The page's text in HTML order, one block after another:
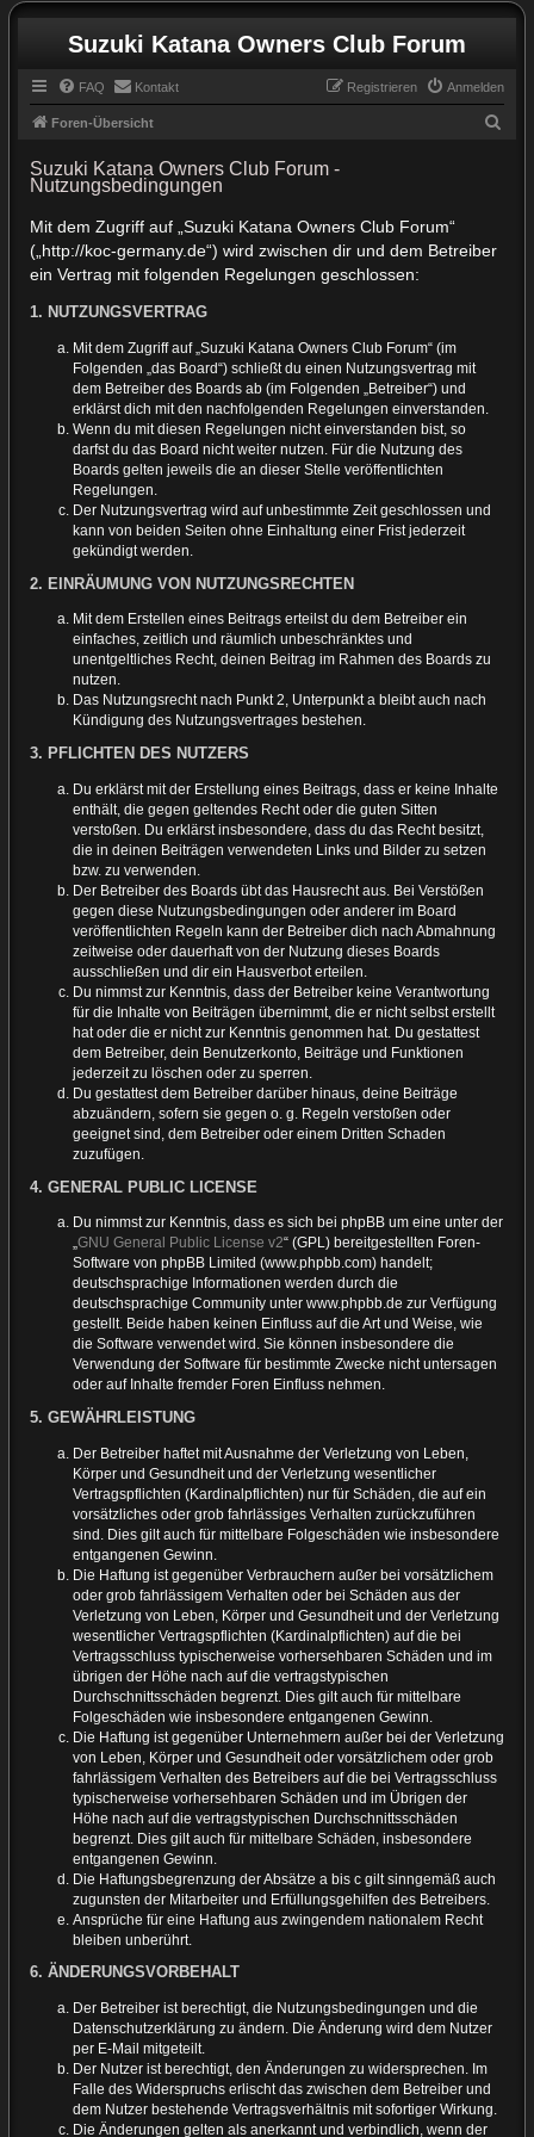
Suzuki Katana Owners Club Forum
FAQ Kontakt Anmelden
Registrieren
Foren-Übersicht
Suzuki Katana Owners Club Forum -
Nutzungsbedingungen
Mit dem Zugriff auf „Suzuki Katana Owners Club Forum“
(„http://koc-germany.de“) wird zwischen dir und dem Betreiber
ein Vertrag mit folgenden Regelungen geschlossen:
1. NUTZUNGSVERTRAG
Mit dem Zugriff auf „Suzuki Katana Owners Club Forum“ (im
Folgenden „das Board“) schließt du einen Nutzungsvertrag mit
dem Betreiber des Boards ab (im Folgenden „Betreiber“) und
erklärst dich mit den nachfolgenden Regelungen einverstanden.
Wenn du mit diesen Regelungen nicht einverstanden bist, so
darfst du das Board nicht weiter nutzen. Für die Nutzung des
Boards gelten jeweils die an dieser Stelle veröffentlichten
Regelungen.
Der Nutzungsvertrag wird auf unbestimmte Zeit geschlossen und
kann von beiden Seiten ohne Einhaltung einer Frist jederzeit
gekündigt werden.
2. EINRÄUMUNG VON NUTZUNGSRECHTEN
Mit dem Erstellen eines Beitrags erteilst du dem Betreiber ein
einfaches, zeitlich und räumlich unbeschränktes und
unentgeltliches Recht, deinen Beitrag im Rahmen des Boards zu
nutzen.
Das Nutzungsrecht nach Punkt 2, Unterpunkt a bleibt auch nach
Kündigung des Nutzungsvertrages bestehen.
3. PFLICHTEN DES NUTZERS
Du erklärst mit der Erstellung eines Beitrags, dass er keine Inhalte
enthält, die gegen geltendes Recht oder die guten Sitten
verstoßen. Du erklärst insbesondere, dass du das Recht besitzt,
die in deinen Beiträgen verwendeten Links und Bilder zu setzen
bzw. zu verwenden.
Der Betreiber des Boards übt das Hausrecht aus. Bei Verstößen
gegen diese Nutzungsbedingungen oder anderer im Board
veröffentlichten Regeln kann der Betreiber dich nach Abmahnung
zeitweise oder dauerhaft von der Nutzung dieses Boards
ausschließen und dir ein Hausverbot erteilen.
Du nimmst zur Kenntnis, dass der Betreiber keine Verantwortung
für die Inhalte von Beiträgen übernimmt, die er nicht selbst erstellt
hat oder die er nicht zur Kenntnis genommen hat. Du gestattest
dem Betreiber, dein Benutzerkonto, Beiträge und Funktionen
jederzeit zu löschen oder zu sperren.
Du gestattest dem Betreiber darüber hinaus, deine Beiträge
abzuändern, sofern sie gegen o. g. Regeln verstoßen oder
geeignet sind, dem Betreiber oder einem Dritten Schaden
zuzufügen.
4. GENERAL PUBLIC LICENSE
Du nimmst zur Kenntnis, dass es sich bei phpBB um eine unter der
„GNU General Public License v2“ (GPL) bereitgestellten Foren-
Software von phpBB Limited (www.phpbb.com) handelt;
deutschsprachige Informationen werden durch die
deutschsprachige Community unter www.phpbb.de zur Verfügung
gestellt. Beide haben keinen Einfluss auf die Art und Weise, wie
die Software verwendet wird. Sie können insbesondere die
Verwendung der Software für bestimmte Zwecke nicht untersagen
oder auf Inhalte fremder Foren Einfluss nehmen.
5. GEWÄHRLEISTUNG
Der Betreiber haftet mit Ausnahme der Verletzung von Leben,
Körper und Gesundheit und der Verletzung wesentlicher
Vertragspflichten (Kardinalpflichten) nur für Schäden, die auf ein
vorsätzliches oder grob fahrlässiges Verhalten zurückzuführen
sind. Dies gilt auch für mittelbare Folgeschäden wie insbesondere
entgangenen Gewinn.
Die Haftung ist gegenüber Verbrauchern außer bei vorsätzlichem
oder grob fahrlässigem Verhalten oder bei Schäden aus der
Verletzung von Leben, Körper und Gesundheit und der Verletzung
wesentlicher Vertragspflichten (Kardinalpflichten) auf die bei
Vertragsschluss typischerweise vorhersehbaren Schäden und im
übrigen der Höhe nach auf die vertragstypischen
Durchschnittsschäden begrenzt. Dies gilt auch für mittelbare
Folgeschäden wie insbesondere entgangenen Gewinn.
Die Haftung ist gegenüber Unternehmern außer bei der Verletzung
von Leben, Körper und Gesundheit oder vorsätzlichem oder grob
fahrlässigem Verhalten des Betreibers auf die bei Vertragsschluss
typischerweise vorhersehbaren Schäden und im Übrigen der
Höhe nach auf die vertragstypischen Durchschnittsschäden
begrenzt. Dies gilt auch für mittelbare Schäden, insbesondere
entgangenen Gewinn.
Die Haftungsbegrenzung der Absätze a bis c gilt sinngemäß auch
zugunsten der Mitarbeiter und Erfüllungsgehilfen des Betreibers.
Ansprüche für eine Haftung aus zwingendem nationalem Recht
bleiben unberührt.
6. ÄNDERUNGSVORBEHALT
Der Betreiber ist berechtigt, die Nutzungsbedingungen und die
Datenschutzerklärung zu ändern. Die Änderung wird dem Nutzer
per E-Mail mitgeteilt.
Der Nutzer ist berechtigt, den Änderungen zu widersprechen. Im
Falle des Widerspruchs erlischt das zwischen dem Betreiber und
dem Nutzer bestehende Vertragsverhältnis mit sofortiger Wirkung.
Die Änderungen gelten als anerkannt und verbindlich, wenn der